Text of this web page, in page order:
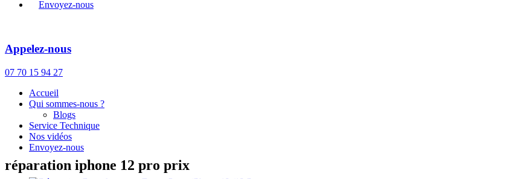
Envoyez-nous
Appelez-nous
07 70 15 94 27
Accueil
Qui sommes-nous ?
Blogs
Service Technique
Nos vidéos
Envoyez-nous
réparation iphone 12 pro prix